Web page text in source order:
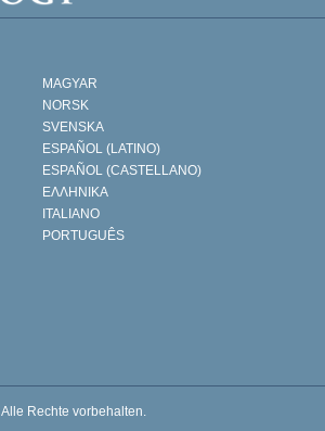
MAGYAR
NORSK
SVENSKA
ESPAÑOL (LATINO)
ESPAÑOL (CASTELLANO)
ΕΛΛΗΝΙΚA
ITALIANO
PORTUGUÊS
Alle Rechte vorbehalten.